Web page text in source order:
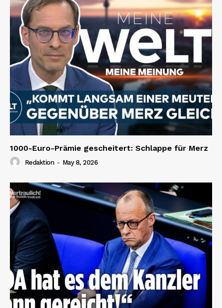
1000-Euro-Prämie gescheitert: Schlappe für Merz
Redaktion - May 8, 2026